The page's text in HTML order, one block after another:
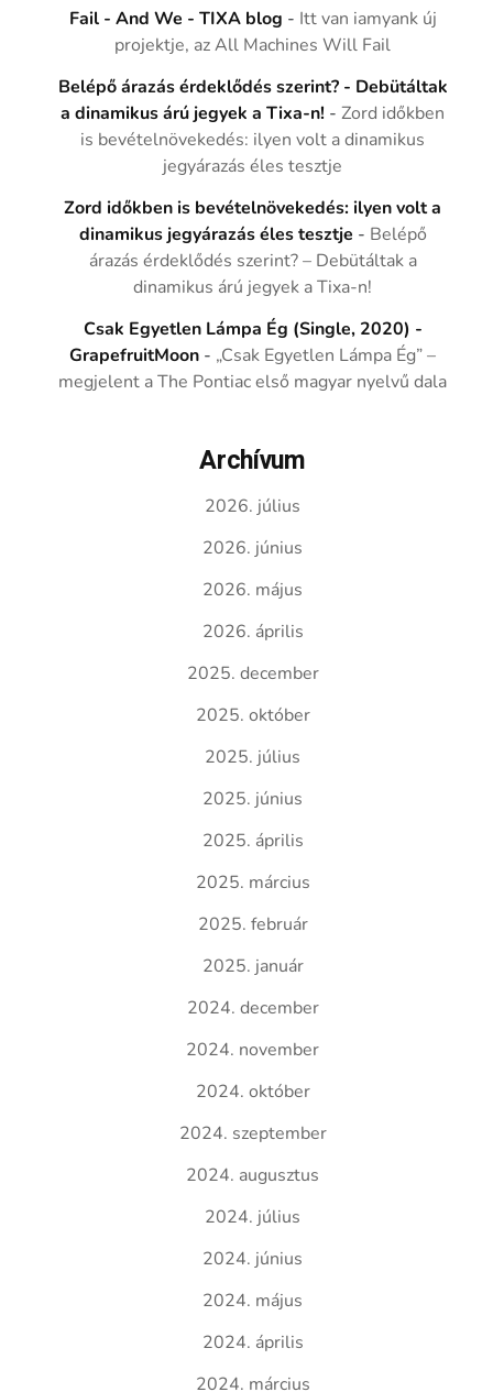
Fail - And We - TIXA blog - Itt van iamyank új
projektje, az All Machines Will Fail
Belépő árazás érdeklődés szerint? - Debütáltak
a dinamikus árú jegyek a Tixa-n! -Zord időkben
is bevételnövekedés: ilyen volt a dinamikus
jegyárazás éles tesztje
Zord időkben is bevételnövekedés: ilyen volt a
dinamikus jegyárazás éles tesztje - Belépő
árazás érdeklődés szerint? – Debütáltak a
dinamikus árú jegyek a Tixa-n!
Csak Egyetlen Lámpa Ég (Single, 2020) -
GrapefruitMoon - „Csak Egyetlen Lámpa Ég” –
megjelent a The Pontiac első magyar nyelvű dala
Archívum
2026. július
2026. június
2026. május
2026. április
2025. december
2025. október
2025. július
2025. június
2025. április
2025. március
2025. február
2025. január
2024. december
2024. november
2024. október
2024. szeptember
2024. augusztus
2024. július
2024. június
2024. május
2024. április
2024. március